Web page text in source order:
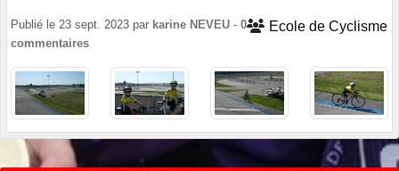
Ecole de Cyclisme
Publié le 23 sept. 2023 par karine NEVEU - 0
commentaires